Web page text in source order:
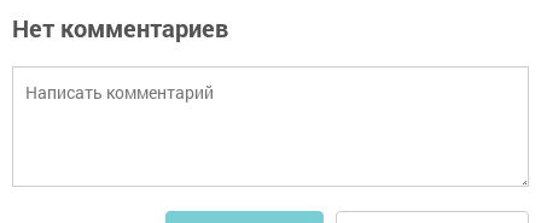
Нет комментариев